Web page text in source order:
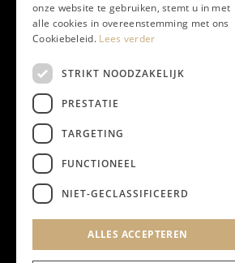
Instagram
YouTube
NIEUWSBRIEF
Privacyverklaring
onze website te gebruiken, stemt u in met
alle cookies in overeenstemming met ons
Cookiebeleid. Lees verder
STRIKT NOODZAKELIJK
PRESTATIE
TARGETING
FUNCTIONEEL
NIET-GECLASSIFICEERD
ALLES ACCEPTEREN